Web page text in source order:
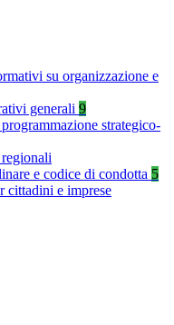
su organizzazione e
generali 9
strategico-
e codice di condotta 5
cittadini e imprese